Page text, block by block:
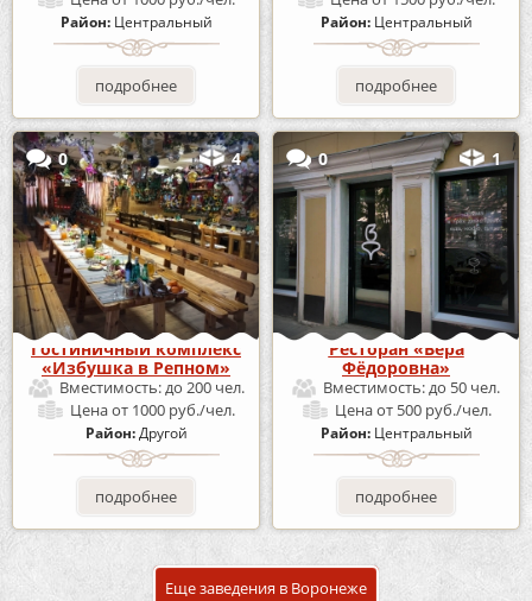
Район: Центральный
подробнее
Район: Центральный
подробнее
0 4
Гостиничный комплекс
«Избушка в Репном»
Вместимость:до 200 чел.
Ценаот 1000 руб./чел.
Район:Другой
подробнее
0 1
Ресторан «Вера
Фёдоровна»
Вместимость:до 50 чел.
Ценаот 500 руб./чел.
Район: Центральный
подробнее
Еще заведения в Воронеже